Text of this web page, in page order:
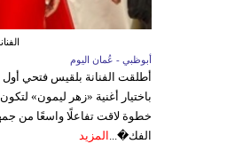
أبوظبي - عُمان اليوم
أطلقت الفنانة بلقيس فتحي أول
باختيار أغنية «زهر ليمون»
خطوة لاقت تفاعلًا واسعًا من
الفك�... المزيد